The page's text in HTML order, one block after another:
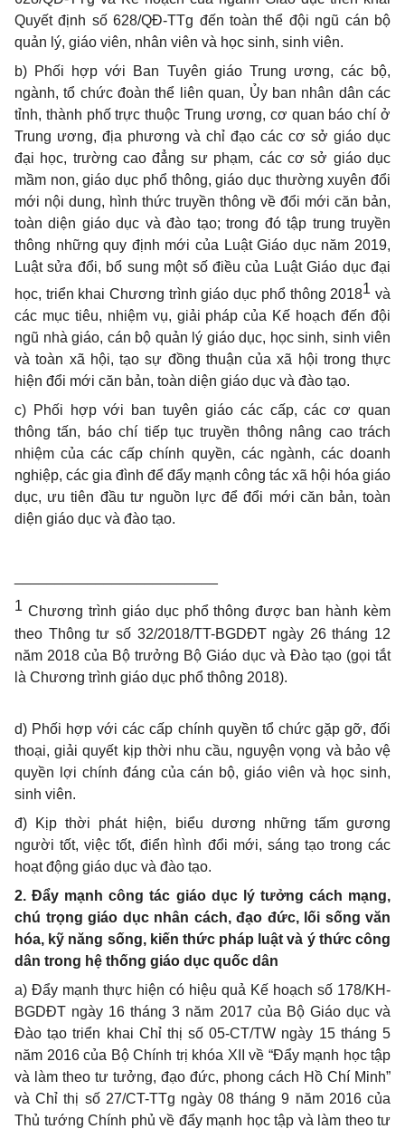
Quyết định số 628/QĐ-TTg đến toàn thể đội ngũ cán bộ
quản lý, giáo viên, nhân viên và học sinh, sinh viên.
b) Phối hợp với Ban Tuyên giáo Trung ương, các bộ,
ngành, tổ chức đoàn thể liên quan, Ủy ban nhân dân các
tỉnh, thành phố trực thuộc Trung ương, cơ quan báo chí ở
Trung ương, địa phương và chỉ đạo các cơ sở giáo dục
đại học, trường cao đẳng sư phạm, các cơ sở giáo dục
mầm non, giáo dục phổ thông, giáo dục thường xuyên đổi
mới nội dung, hình thức truyền thông về đổi mới căn bản,
toàn diện giáo dục và đào tạo; trong đó tập trung truyền
thông những quy định mới của Luật Giáo dục năm 2019,
Luật sửa đổi, bổ sung một số điều của Luật Giáo dục đại
học, triển khai Chương trình giáo dục phổ thông 20181 và
các mục tiêu, nhiệm vụ, giải pháp của Kế hoạch đến đội
ngũ nhà giáo, cán bộ quản lý giáo dục, học sinh, sinh viên
và toàn xã hội, tạo sự đồng thuận của xã hội trong thực
hiện đổi mới căn bản, toàn diện giáo dục và đào tạo.
c) Phối hợp với ban tuyên giáo các cấp, các cơ quan
thông tấn, báo chí tiếp tục truyền thông nâng cao trách
nhiệm của các cấp chính quyền, các ngành, các doanh
nghiệp, các gia đình để đẩy mạnh công tác xã hội hóa giáo
dục, ưu tiên đầu tư nguồn lực đểđổi mới căn bản, toàn
diện giáo dục và đào tạo.
1 Chương trình giáo dục phổ thông được ban hành kèm
theo Thông tư số 32/2018/TT-BGDĐT ngày 26 tháng 12
năm 2018 của Bộ trưởng Bộ Giáo dục và Đào tạo (gọi tắt
là Chương trình giáo dục phổ thông 2018).
d) Phối hợp với các cấp chính quyền tổ chức gặp gỡ, đối
thoại, giải quyết kịp thời nhu cầu, nguyện vọng và bảo vệ
quyền lợi chính đáng của cán bộ, giáo viên và học sinh,
sinh viên.
đ) Kịp thời phát hiện, biểu dương những tấm gương
người tốt, việc tốt, điển hình đổi mới, sáng tạo trong các
hoạt động giáo dục và đào tạo.
2. Đẩy mạnh công tác giáo dục lý tưởng cách mạng,
chú trọng giáo dục nhân cách, đạo đức, lối sống văn
hóa, kỹ năng sống, kiến thức pháp luật và ý thức công
dân trong hệ thống giáo dục quốc dân
a) Đẩy mạnh thực hiện có hiệu quả Kế hoạch số 178/KH-
BGDĐT ngày 16 tháng 3 năm 2017 của Bộ Giáo dục và
Đào tạo triển khai Chỉ thị số 05-CT/TW ngày 15 tháng 5
năm 2016 của Bộ Chính trị khóa XII về “Đẩy mạnh học tập
và làm theo tư tưởng, đạo đức, phong cách Hồ Chí Minh”
và Chỉ thị số 27/CT-TTg ngày 08 tháng 9 năm 2016 của
Thủ tướng Chính phủ về đẩy mạnh học tập và làm theo tư